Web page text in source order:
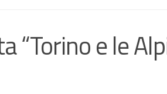
“Torino e le